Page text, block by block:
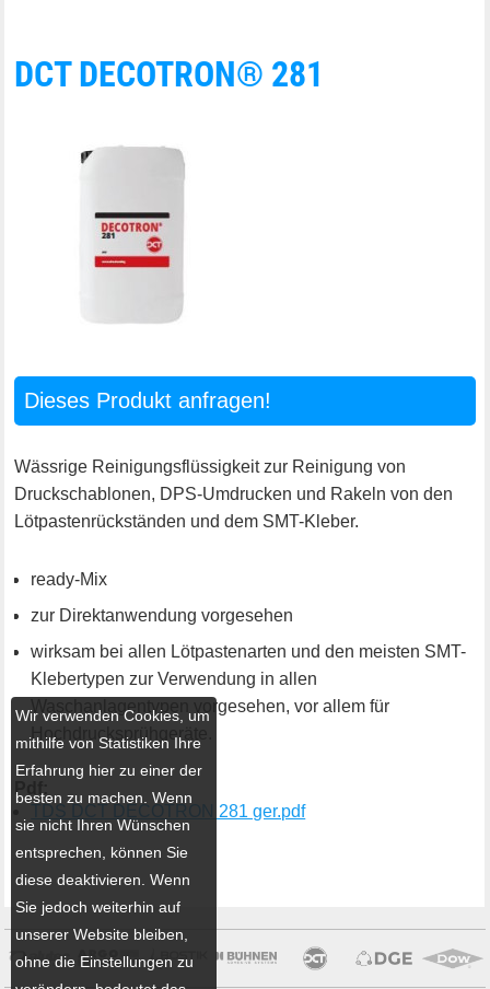
DCT DECOTRON® 281
Dieses Produkt anfragen!
Wässrige Reinigungsflüssigkeit zur Reinigung von
Druckschablonen, DPS-Umdrucken und Rakeln von den
Lötpastenrückständen und dem SMT-Kleber.
ready-Mix
zur Direktanwendung vorgesehen
wirksam bei allen Lötpastenarten und den meisten SMT-
Klebertypen zur Verwendung in allen
Waschanlagentypen vorgesehen, vor allem für
Hochdrucksprühgeräte.
Pdf:
TDS DCT DECOTRON 281 ger.pdf
Wir verwenden Cookies, um
mithilfe von Statistiken Ihre
Erfahrung hier zu einer der
besten zu machen. Wenn
sie nicht Ihren Wünschen
entsprechen, können Sie
diese deaktivieren. Wenn
Sie jedoch weiterhin auf
unserer Website bleiben,
ohne die Einstellungen zu